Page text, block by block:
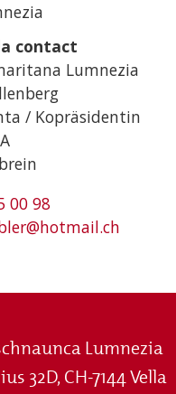
contact
Lumnezia
/ Kopräsidentin
00 98
Lumnezia
32D, CH-7144 Vella